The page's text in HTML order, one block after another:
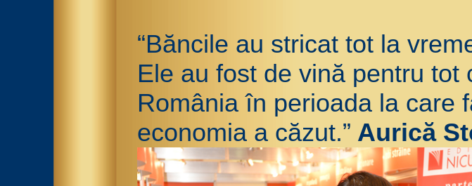
“Băncile au stricat tot la
Ele au fost de vină pentru
România în perioada la care
economia a căzut.” Aurică